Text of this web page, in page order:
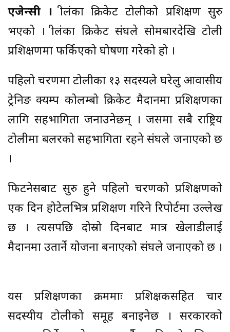
एजेन्सी ।श्रीलंका क्रिकेट टोलीको प्रशिक्षण सुरु
भएको । श्रीलंका क्रिकेट संघले सोमबारदेखि टोली
प्रशिक्षणमा फर्किएको घोषणा गरेको हो ।
पहिलो चरणमा टोलीका १३ सदस्यले घरेलु आवासीय
ट्रेनिङ क्यम्प कोलम्बो क्रिकेट मैदानमा प्रशिक्षणका
लागि सहभागिता जनाउनेछन् । जसमा सबै राष्ट्रिय
टोलीमा बलरको सहभागिता रहने संघले जनाएको छ
।
फिटनेसबाट सुरु हुने पहिलो चरणको प्रशिक्षणको
एक दिन होटेलभित्र प्रशिक्षण गरिने रिपोर्टमा उल्लेख
छ । त्यसपछि दोस्रो दिनबाट मात्र खेलाडीलाई
मैदानमा उतार्ने योजना बनाएको संघले जनाएको छ ।
यस प्रशिक्षणका क्रममाः प्रशिक्षकसहित चार
सदस्यीय टोलीको समूह बनाइनेछ । सरकारको